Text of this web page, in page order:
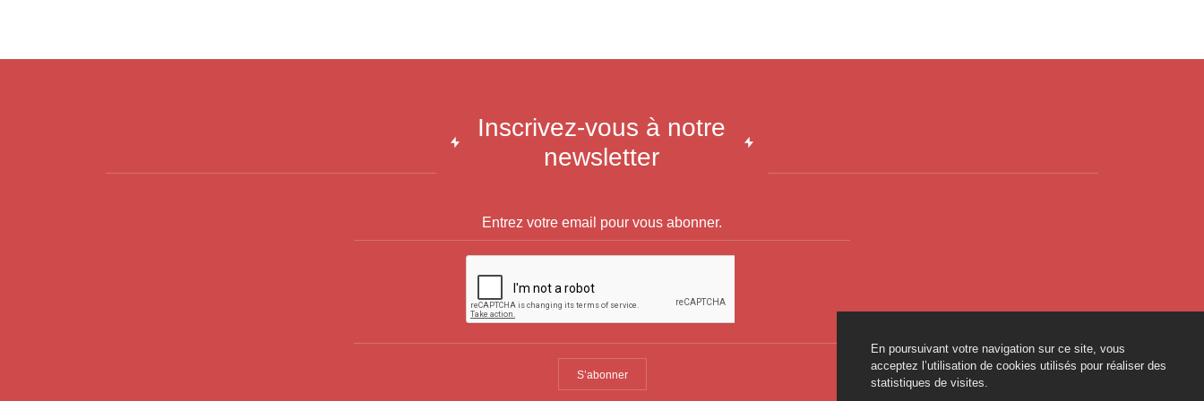
En poursuivant votre navigation sur ce site, vous
acceptez l’utilisation de cookies utilisés pour réaliser des
statistiques de visites.
Inscrivez-vous à notre
newsletter
S’abonner